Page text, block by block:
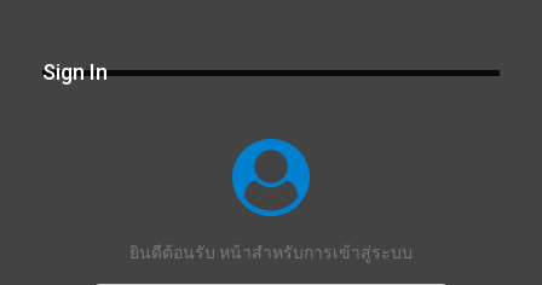
Sign In
ยินดีต้อนรับ หน้าสำหรับการเข้าสู่ระบบ